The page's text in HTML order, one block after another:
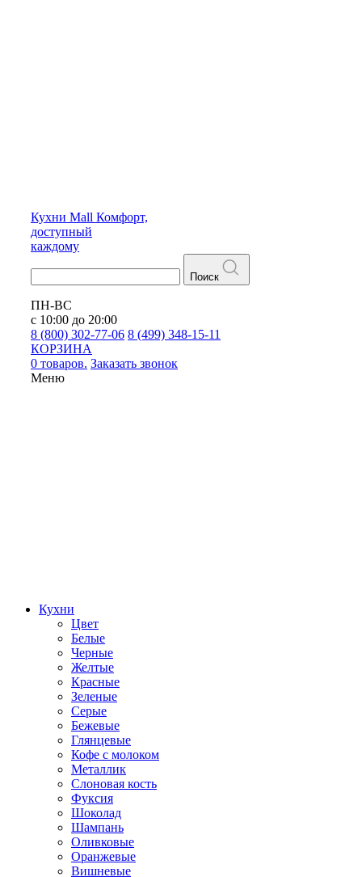
Кухни Mall Комфорт,
доступный
каждому
Поиск
ПН-ВС
с 10:00 до 20:00
8 (800) 302-77-06 8 (499) 348-15-11
КОРЗИНА
0 товаров. Заказать звонок
Меню
Кухни
Цвет
Белые
Черные
Желтые
Красные
Зеленые
Серые
Бежевые
Глянцевые
Кофе с молоком
Металлик
Слоновая кость
Фуксия
Шоколад
Шампань
Оливковые
Оранжевые
Вишневые